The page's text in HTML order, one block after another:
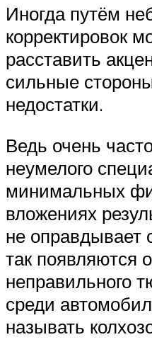
Иногда путём
корректировок
расставить
сильные
недостатки.
Ведь очень
неумелого
минимальных
вложениях
не
так появляются
неправильного
среди
называть